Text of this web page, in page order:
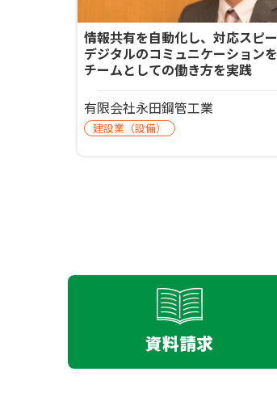
情報共有を自動化し、対応スピ
デジタルのコミュニケーションを
チームとしての働き方を実践
有限会社永田鋼管工業
建設業（設備）
資料請求